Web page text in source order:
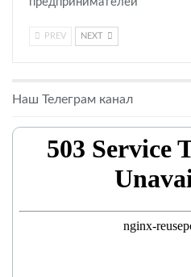
PREV NEXT
Наш Телеграм канал